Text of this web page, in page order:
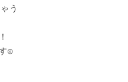
う
◎